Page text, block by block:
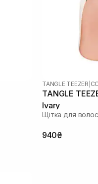
TANGLE TEEZER
TANGLE TEEZER Compact
Ivary
Щітка для
940₴